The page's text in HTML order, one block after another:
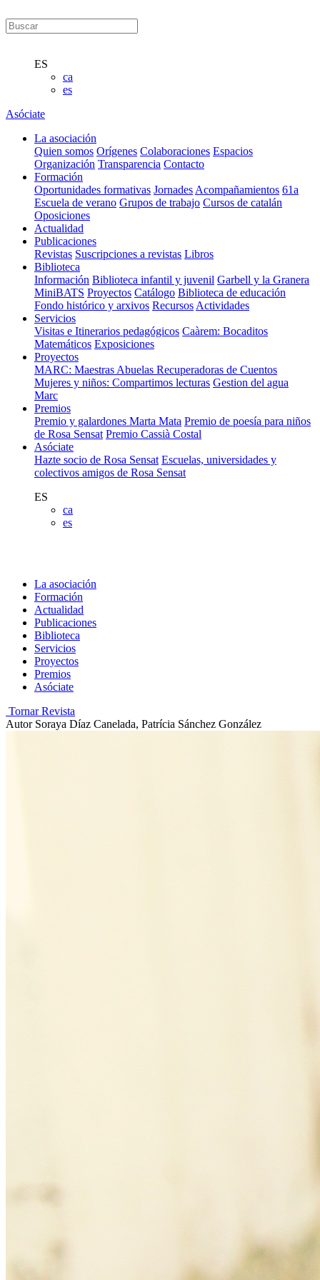
ES
ca
es
Asóciate
La asociación
Quien somos Orígenes Colaboraciones Espacios
Organización Transparencia Contacto
Formación
Oportunidades formativas Jornades Acompañamientos 61a
Escuela de verano Grupos de trabajo Cursos de catalán
Oposiciones
Actualidad
Publicaciones
Revistas Suscripciones a revistas Libros
Biblioteca
Información Biblioteca infantil y juvenil Garbell y la Granera
MiniBATS Proyectos Catálogo Biblioteca de educación
Fondo histórico y arxivos Recursos Actividades
Servicios
Visitas e Itinerarios pedagógicos Caàrem: Bocaditos
Matemáticos Exposiciones
Proyectos
MARC: Maestras Abuelas Recuperadoras de Cuentos
Mujeres y niños: Compartimos lecturas Gestion del agua
Marc
Premios
Premio y galardones Marta Mata Premio de poesía para niños
de Rosa Sensat Premio Cassià Costal
Asóciate
Hazte socio de Rosa Sensat Escuelas, universidades y
colectivos amigos de Rosa Sensat
ES
ca
es
La asociación
Formación
Actualidad
Publicaciones
Biblioteca
Servicios
Proyectos
Premios
Asóciate
Tornar Revista
Autor Soraya Díaz Canelada, Patrícia Sánchez González